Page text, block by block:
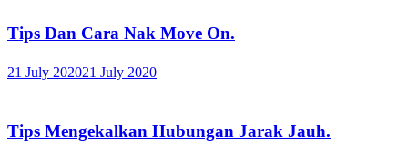
Tips Dan Cara Nak Move On.
21 July 202021 July 2020
Tips Mengekalkan Hubungan Jarak Jauh.